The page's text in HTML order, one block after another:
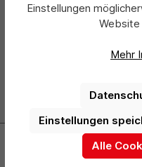
erscheinenden
Zur
Einstellungen
Website
Mehr
Einstellungen
Alle